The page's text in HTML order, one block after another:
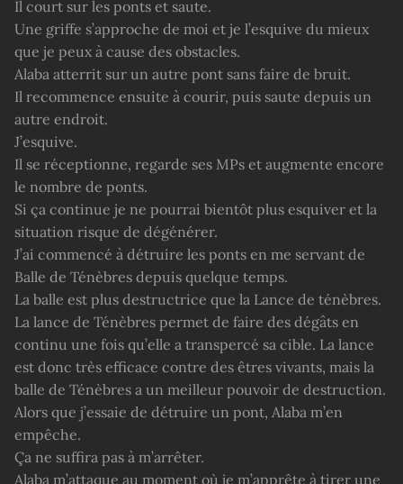
Il court sur les ponts et saute.
Une griffe s’approche de moi et je l’esquive du mieux
que je peux à cause des obstacles.
Alaba atterrit sur un autre pont sans faire de bruit.
Il recommence ensuite à courir, puis saute depuis un
autre endroit.
J’esquive.
Il se réceptionne, regarde ses MPs et augmente encore
le nombre de ponts.
Si ça continue je ne pourrai bientôt plus esquiver et la
situation risque de dégénérer.
J’ai commencé à détruire les ponts en me servant de
Balle de Ténèbres depuis quelque temps.
La balle est plus destructrice que la Lance de ténèbres.
La lance de Ténèbres permet de faire des dégâts en
continu une fois qu’elle a transpercé sa cible. La lance
est donc très efficace contre des êtres vivants, mais la
balle de Ténèbres a un meilleur pouvoir de destruction.
Alors que j’essaie de détruire un pont, Alaba m’en
empêche.
Ça ne suffira pas à m’arrêter.
Alaba m’attaque au moment où je m’apprête à tirer une